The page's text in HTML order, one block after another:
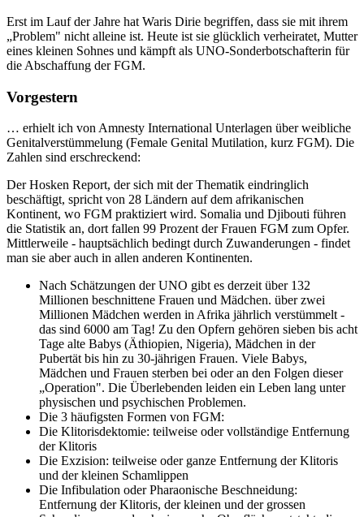
Erst im Lauf der Jahre hat Waris Dirie begriffen, dass sie mit ihrem
„Problem" nicht alleine ist. Heute ist sie glücklich verheiratet, Mutter
eines kleinen Sohnes und kämpft als UNO-Sonderbotschafterin für
die Abschaffung der FGM.
Vorgestern
… erhielt ich von Amnesty International Unterlagen über weibliche
Genitalverstümmelung (Female Genital Mutilation, kurz FGM). Die
Zahlen sind erschreckend:
Der Hosken Report, der sich mit der Thematik eindringlich
beschäftigt, spricht von 28 Ländern auf dem afrikanischen
Kontinent, wo FGM praktiziert wird. Somalia und Djibouti führen
die Statistik an, dort fallen 99 Prozent der Frauen FGM zum Opfer.
Mittlerweile - hauptsächlich bedingt durch Zuwanderungen - findet
man sie aber auch in allen anderen Kontinenten.
Nach Schätzungen der UNO gibt es derzeit über 132
Millionen beschnittene Frauen und Mädchen. über zwei
Millionen Mädchen werden in Afrika jährlich verstümmelt -
das sind 6000 am Tag! Zu den Opfern gehören sieben bis acht
Tage alte Babys (Äthiopien, Nigeria), Mädchen in der
Pubertät bis hin zu 30-jährigen Frauen. Viele Babys,
Mädchen und Frauen sterben bei oder an den Folgen dieser
„Operation". Die Überlebenden leiden ein Leben lang unter
physischen und psychischen Problemen.
Die 3 häufigsten Formen von FGM:
Die Klitorisdektomie: teilweise oder vollständige Entfernung
der Klitoris
Die Exzision: teilweise oder ganze Entfernung der Klitoris
und der kleinen Schamlippen
Die Infibulation oder Pharaonische Beschneidung:
Entfernung der Klitoris, der kleinen und der grossen